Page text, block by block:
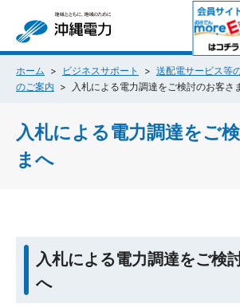
ホーム ビジネスサポート 送配電サービス等
のご案内
入札による電力調達をご検討のお客さ
入札による電力調達をご
まへ
入札による電力調達をご検
へ